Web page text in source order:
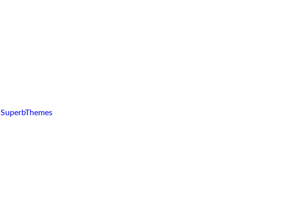
SuperbThemes